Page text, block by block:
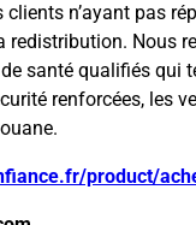
n’ayant pas
Nous
santé qualifiés
renforcées, les
product/